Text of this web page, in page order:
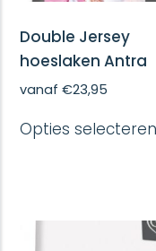
Double Jersey
hoeslaken Antra
vanaf€23,95
Opties selecteren